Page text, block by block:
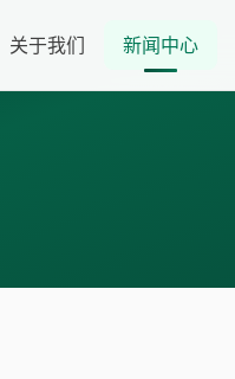
关于我们 新闻中心